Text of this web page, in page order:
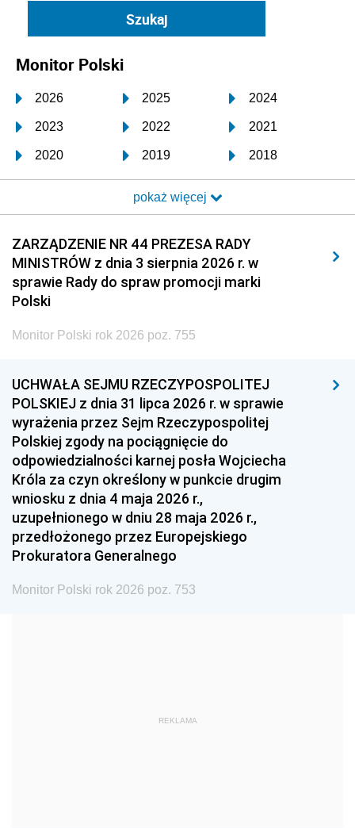
Monitor Polski
2026 2025 2024
2023 2022 2021
2020 2019 2018
2017 2016 2015
2014 2013 2012
2011 2010 2009
2008 2007 2006
2005
1996 1995 1994
1993 1992 1991
1990 1989
1987 1986 1985
1984 1983
1981 1980 1979
1978 1977
1975 1974
1959
pokaż więcej
ZARZĄDZENIE NR 44 PREZESA RADY
MINISTRÓW z dnia 3 sierpnia 2026 r. w
sprawie Rady do spraw promocji marki
Polski
Monitor Polski rok 2026 poz. 755
UCHWAŁA SEJMU RZECZYPOSPOLITEJ
POLSKIEJ z dnia 31 lipca 2026 r. w sprawie
wyrażenia przez Sejm Rzeczypospolitej
Polskiej zgody na pociągnięcie do
odpowiedzialności karnej posła Wojciecha
Króla za czyn określony w punkcie drugim
wniosku z dnia 4 maja 2026 r.,
uzupełnionego w dniu 28 maja 2026 r.,
przedłożonego przez Europejskiego
Prokuratora Generalnego
Monitor Polski rok 2026 poz. 753
REKLAMA